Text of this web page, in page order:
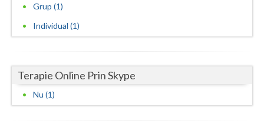
Teleorman
Timis
Tulcea
Grup (1)
Individual (1)
Terapie Online Prin Skype
Nu (1)